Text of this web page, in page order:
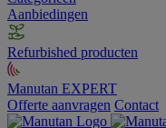
Aanbiedingen
Refurbished producten
Manutan EXPERT
Offerte aanvragen Contact